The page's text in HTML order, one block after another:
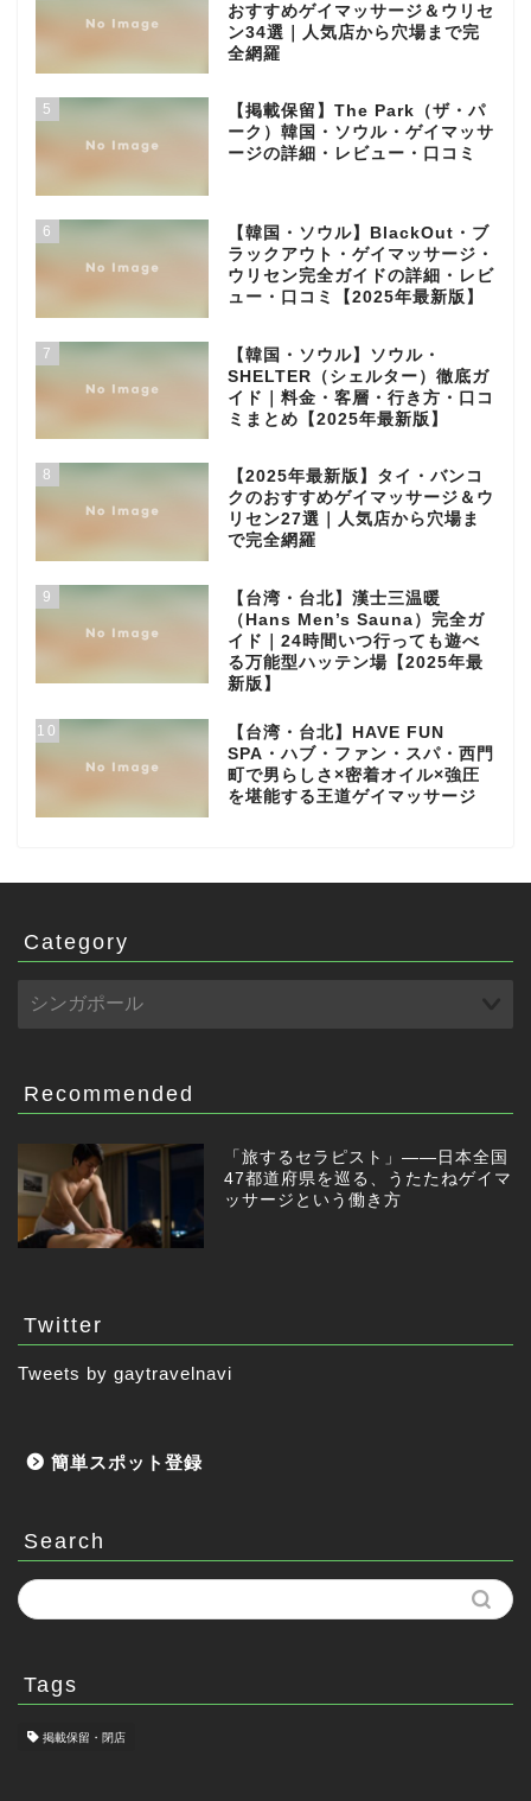
おすすめゲイマッサージ＆ウリセ
ン34選｜人気店から穴場まで完
全網羅
5
【掲載保留】The Park（ザ・パ
ーク）韓国・ソウル・ゲイマッサ
ージの詳細・レビュー・口コミ
6
【韓国・ソウル】BlackOut・ブ
ラックアウト・ゲイマッサージ・
ウリセン完全ガイドの詳細・レビ
ュー・口コミ【2025年最新版】
7
【韓国・ソウル】ソウル・
SHELTER（シェルター）徹底ガ
イド｜料金・客層・行き方・口コ
ミまとめ【2025年最新版】
8
【2025年最新版】タイ・バンコ
クのおすすめゲイマッサージ＆ウ
リセン27選｜人気店から穴場ま
で完全網羅
9
【台湾・台北】漢士三温暖
（Hans Men’s Sauna）完全ガ
イド｜24時間いつ行っても遊べ
る万能型ハッテン場【2025年最
新版】
10
【台湾・台北】HAVE FUN
SPA・ハブ・ファン・スパ・西門
町で男らしさ×密着オイル×強圧
を堪能する王道ゲイマッサージ
Category
Recommended
「旅するセラピスト」——日本全国
47都道府県を巡る、うたたねゲイマ
ッサージという働き方
Twitter
Tweets by gaytravelnavi
簡単スポット登録
Search
Tags
掲載保留・閉店